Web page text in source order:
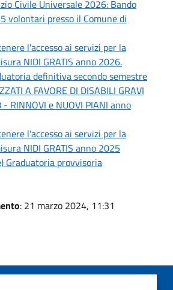
Civile Universale 2026: Bando
volontari presso il Comune di
l'accesso ai servizi per la
NIDI GRATIS anno 2026.
definitiva secondo semestre
A FAVORE DI DISABILI GRAVI
RINNOVI e NUOVI PIANI anno
l'accesso ai servizi per la
NIDI GRATIS anno 2025
Graduatoria provvisoria
: 21 marzo 2024, 11:31